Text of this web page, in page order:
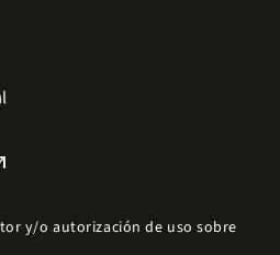
y/o autorización de uso sobre